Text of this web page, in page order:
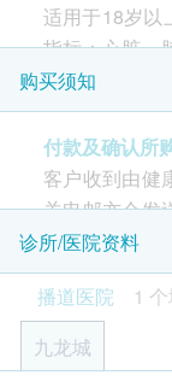
2 基本项目
基本健康评估
血压、心肺
乳房触诊检
体质指标
身高
电子脂肪测
血脂
幽门螺旋菌吹
通过分析呼
菌。
HK$720.0
骨质健康血液
包括：钙、磷
700.0
糖化血色素
HK$250.0
高靈敏度心肌
适用于18岁以
指标：心脏、
血脂及尿液检
评估及跟进。
购买须知
付款及确认所
客户收到由健
关电邮亦会发
客户所购买的
播道医院有额
所预订的指定
接受服务便可。
诊所/医院资料
播道医院
1
九龙城